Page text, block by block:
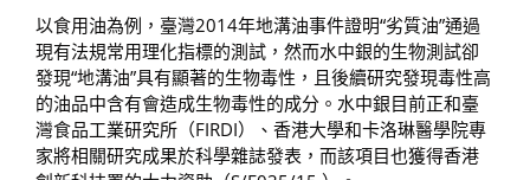
以食用油為例，臺灣2014年地溝油事件證明“劣質油”通過
現有法規常用理化指標的測試，然而水中銀的生物測試卻
發現“地溝油”具有顯著的生物毒性，且後續研究發現毒性高
的油品中含有會造成生物毒性的成分。水中銀目前正和臺
灣食品工業研究所（FIRDI）、香港大學和卡洛琳醫學院專
家將相關研究成果於科學雜誌發表，而該項目也獲得香港